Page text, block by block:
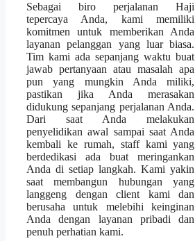
Sebagai biro perjalanan Haji
tepercaya Anda, kami memiliki
komitmen untuk memberikan Anda
layanan pelanggan yang luar biasa.
Tim kami ada sepanjang waktu buat
jawab pertanyaan atau masalah apa
pun yang mungkin Anda miliki,
pastikan jika Anda merasakan
didukung sepanjang perjalanan Anda.
Dari saat Anda melakukan
penyelidikan awal sampai saat Anda
kembali ke rumah, staff kami yang
berdedikasi ada buat meringankan
Anda di setiap langkah. Kami yakin
saat membangun hubungan yang
langgeng dengan client kami dan
berusaha untuk melebihi keinginan
Anda dengan layanan pribadi dan
penuh perhatian kami.